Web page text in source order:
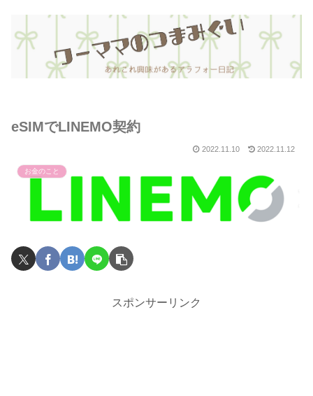
eSIMでLINEMO契約
2022.11.10 2022.11.12
お金のこと
スポンサーリンク